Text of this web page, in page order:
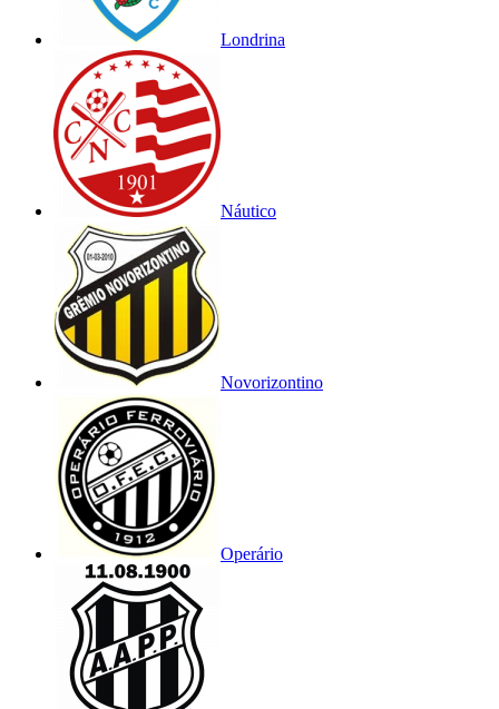
Londrina
Náutico
Novorizontino
Operário